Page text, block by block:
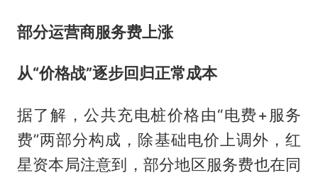
部分运营商服务费上涨
从“价格战”逐步回归正常成本
据了解，公共充电桩价格由“电费+服务
费”两部分构成，除基础电价上调外，红
星资本局注意到，部分地区服务费也在同